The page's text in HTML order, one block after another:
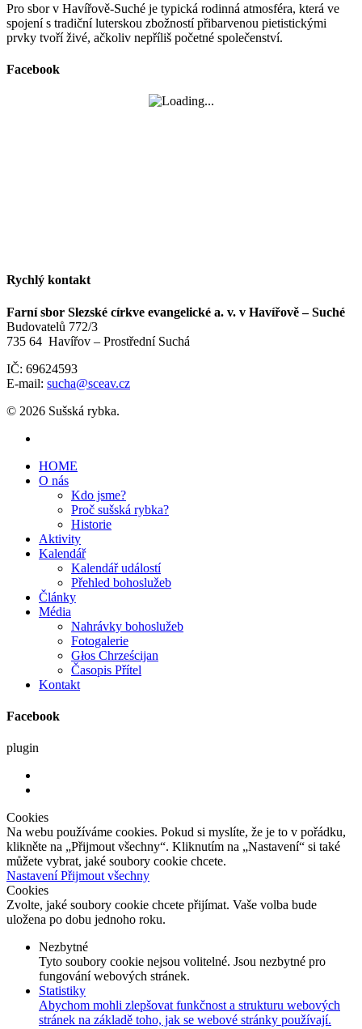
Pro sbor v Havířově-Suché je typická rodinná atmosféra, která ve
spojení s tradiční luterskou zbožností přibarvenou pietistickými
prvky tvoří živé, ačkoliv nepříliš početné společenství.
Facebook
Rychlý kontakt
Farní sbor Slezské církve evangelické a. v. v Havířově – Suché
Budovatelů 772/3
735 64 Havířov – Prostřední Suchá
IČ: 69624593
E-mail: sucha@sceav.cz
© 2026 Sušská rybka.
HOME
O nás
Kdo jsme?
Proč sušská rybka?
Historie
Aktivity
Kalendář
Kalendář událostí
Přehled bohoslužeb
Články
Média
Nahrávky bohoslužeb
Fotogalerie
Głos Chrześcijan
Časopis Přítel
Kontakt
Facebook
plugin
Cookies
Na webu používáme cookies. Pokud si myslíte, že je to v pořádku,
klikněte na „Přijmout všechny“. Kliknutím na „Nastavení“ si také
můžete vybrat, jaké soubory cookie chcete.
NastaveníPřijmout všechny
Cookies
Zvolte, jaké soubory cookie chcete přijímat. Vaše volba bude
uložena po dobu jednoho roku.
Nezbytné
Tyto soubory cookie nejsou volitelné. Jsou nezbytné pro
fungování webových stránek.
Statistiky
Abychom mohli zlepšovat funkčnost a strukturu webových
stránek na základě toho, jak se webové stránky používají.